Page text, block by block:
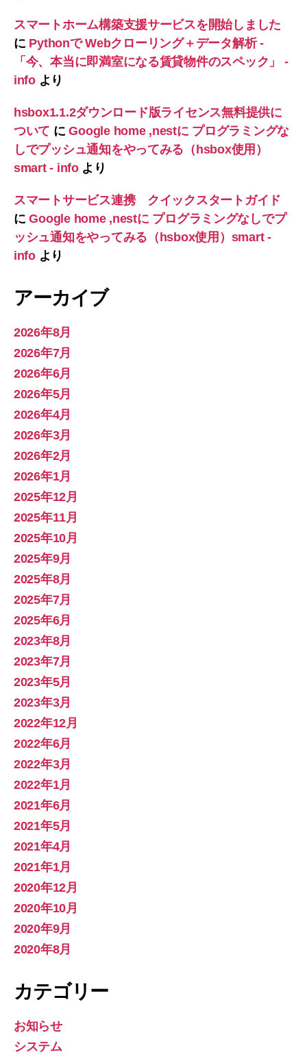
スマートホーム構築支援サービスを開始しました
に Pythonで Webクローリング＋データ解析 -
「今、本当に即満室になる賃貸物件のスペック」 -
infoより
hsbox1.1.2ダウンロード版ライセンス無料提供に
ついて にGoogle home ,nestに プログラミングな
しでプッシュ通知をやってみる（hsbox使用）
smart - infoより
スマートサービス連携 クイックスタートガイド
にGoogle home ,nestに プログラミングなしでプ
ッシュ通知をやってみる（hsbox使用）smart -
infoより
アーカイブ
2026年8月
2026年7月
2026年6月
2026年5月
2026年4月
2026年3月
2026年2月
2026年1月
2025年12月
2025年11月
2025年10月
2025年9月
2025年8月
2025年7月
2025年6月
2023年8月
2023年7月
2023年5月
2023年3月
2022年12月
2022年6月
2022年3月
2022年1月
2021年6月
2021年5月
2021年4月
2021年1月
2020年12月
2020年10月
2020年9月
2020年8月
カテゴリー
お知らせ
システム